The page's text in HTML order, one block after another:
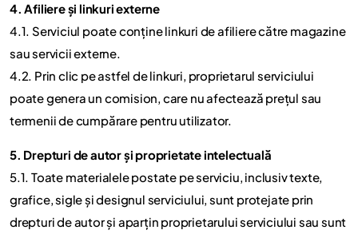
4. Afiliere și linkuri externe
4.1. Serviciul poate conține linkuri de afiliere către magazine
sau servicii externe.
4.2. Prin clic pe astfel de linkuri, proprietarul serviciului
poate genera un comision, care nu afectează prețul sau
termenii de cumpărare pentru utilizator.
5. Drepturi de autor și proprietate intelectuală
5.1. Toate materialele postate pe serviciu, inclusiv texte,
grafice, sigle și designul serviciului, sunt protejate prin
drepturi de autor și aparțin proprietarului serviciului sau sunt